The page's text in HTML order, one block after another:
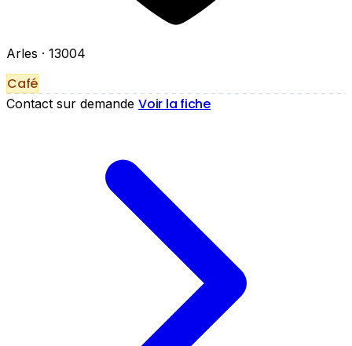
Arles · 13004
Café
Contact sur demande Voir la fiche